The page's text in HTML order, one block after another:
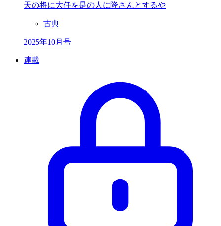
天の将に大任を是の人に 降さんとするや
古典
2025年10月号
連載